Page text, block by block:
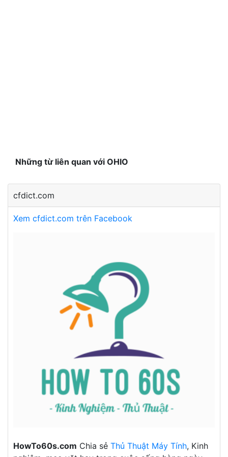
Những từ liên quan với OHIO
cfdict.com
Xem cfdict.com trên Facebook
HowTo60s.com Chia sẻ Thủ Thuật Máy Tính, Kinh